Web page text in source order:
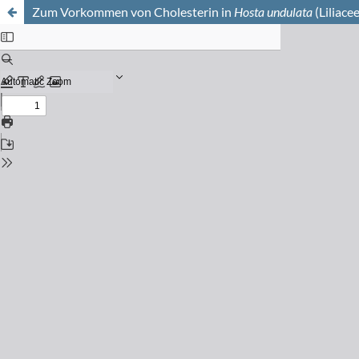
Zum Vorkommen von Cholesterin in Hosta undulata